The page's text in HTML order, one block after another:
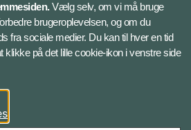
Vælg selv, om vi må bruge
brugeroplevelsen, og om du
fra sociale medier. Du kan til hver en tid
på det lille cookie-ikon i venstre side